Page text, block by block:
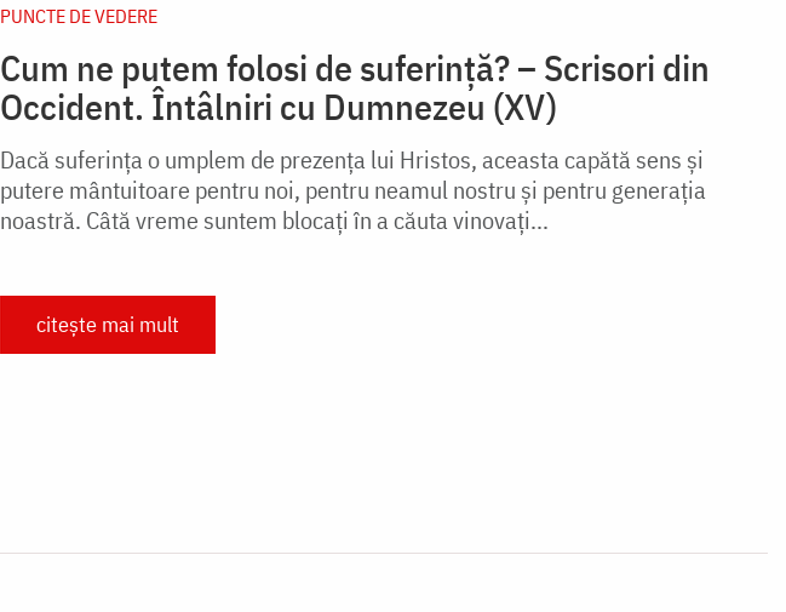
PUNCTE DE VEDERE
Cum ne putem folosi de suferință? – Scrisori din
Occident. Întâlniri cu Dumnezeu (XV)
Dacă suferința o umplem de prezența lui Hristos, aceasta capătă sens și
putere mântuitoare pentru noi, pentru neamul nostru și pentru generația
noastră. Câtă vreme suntem blocați în a căuta vinovați...
citește mai mult